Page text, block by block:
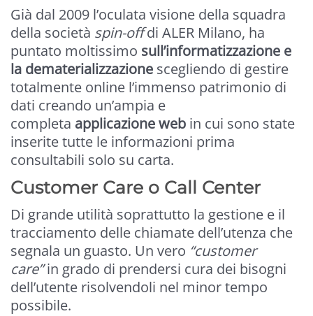
Già dal 2009 l’oculata visione della squadra
della società spin-offdi ALER Milano, ha
puntato moltissimo sull’informatizzazione e
la dematerializzazione scegliendo di gestire
totalmente online l’immenso patrimonio di
dati creando un’ampia e
completa applicazione web in cui sono state
inserite tutte le informazioni prima
consultabili solo su carta.
Customer Care o Call Center
Di grande utilità soprattutto la gestione e il
tracciamento delle chiamate dell’utenza che
segnala un guasto. Un vero “customer
care”in grado di prendersi cura dei bisogni
dell’utente risolvendoli nel minor tempo
possibile.